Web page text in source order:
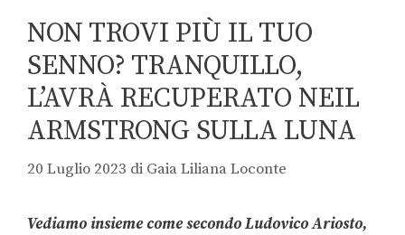
NON TROVI PIÙ IL TUO
SENNO? TRANQUILLO,
L’AVRÀ RECUPERATO NEIL
ARMSTRONG SULLA LUNA
20 Luglio 2023 di Gaia Liliana Loconte
Vediamo insieme come secondo Ludovico Ariosto,